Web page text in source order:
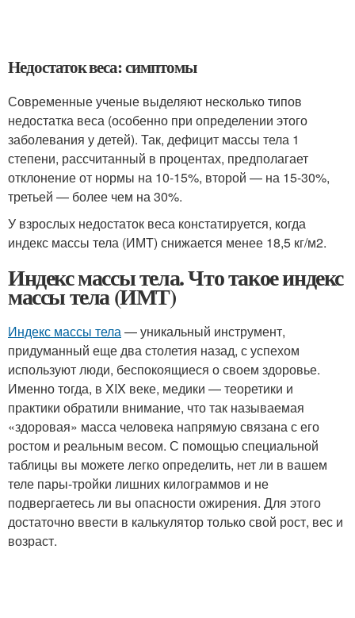
Недостаток веса: симптомы
Современные ученые выделяют несколько типов
недостатка веса (особенно при определении этого
заболевания у детей). Так, дефицит массы тела 1
степени, рассчитанный в процентах, предполагает
отклонение от нормы на 10-15%, второй — на 15-30%,
третьей — более чем на 30%.
У взрослых недостаток веса констатируется, когда
индекс массы тела (ИМТ) снижается менее 18,5 кг/м2.
Индекс массы тела. Что такое индекс
массы тела (ИМТ)
Индекс массы тела— уникальный инструмент,
придуманный еще два столетия назад, с успехом
используют люди, беспокоящиеся о своем здоровье.
Именно тогда, в XIX веке, медики — теоретики и
практики обратили внимание, что так называемая
«здоровая» масса человека напрямую связана с его
ростом и реальным весом. С помощью специальной
таблицы вы можете легко определить, нет ли в вашем
теле пары-тройки лишних килограммов и не
подвергаетесь ли вы опасности ожирения. Для этого
достаточно ввести в калькулятор только свой рост, вес и
возраст.